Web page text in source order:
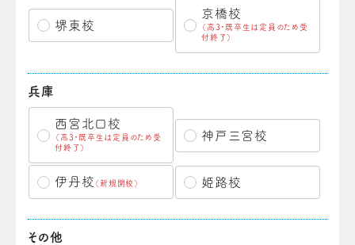
堺東校
京橋校
（高3・既卒生は定員のため受
付終了）
兵庫
西宮北口校
（高3・既卒生は定員のため受
付終了）
神戸三宮校
伊丹校 （新規開校） 姫路校
その他